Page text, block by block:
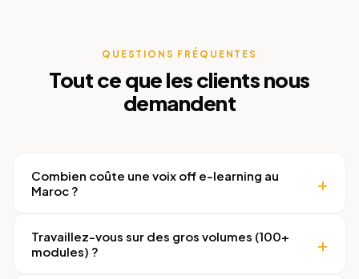
QUESTIONS FRÉQUENTES
Tout ce que les clients nous
demandent
Combien coûte une voix off e-learning au
Maroc ?
Travaillez-vous sur des gros volumes (100+
modules) ?